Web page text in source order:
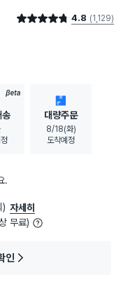
별점 4.8점 4.8 (1,129)
BETA
송
대량주문
8/18(화)
도착예정
.
) 자세히
무료)
인